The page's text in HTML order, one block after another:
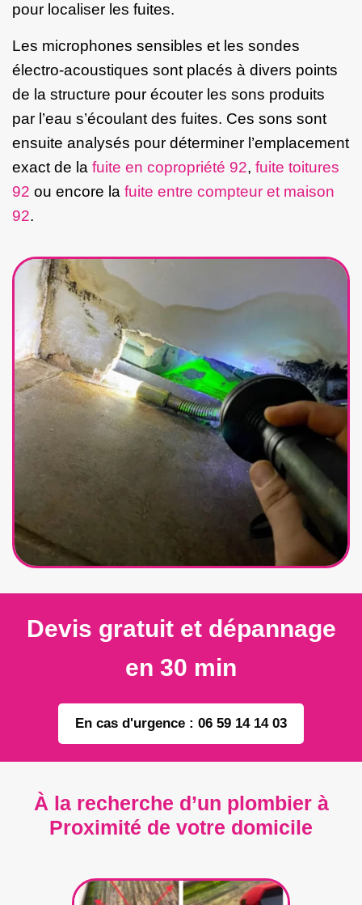
pour localiser les fuites.
Les microphones sensibles et les sondes
électro-acoustiques sont placés à divers points
de la structure pour écouter les sons produits
par l’eau s’écoulant des fuites. Ces sons sont
ensuite analysés pour déterminer l’emplacement
exact de la fuite en copropriété 92, fuite toitures
92 ou encore la fuite entre compteur et maison
92.
Devis gratuit et dépannage
en 30 min
En cas d'urgence : 06 59 14 14 03
À la recherche d’un plombier à
Proximité de votre domicile